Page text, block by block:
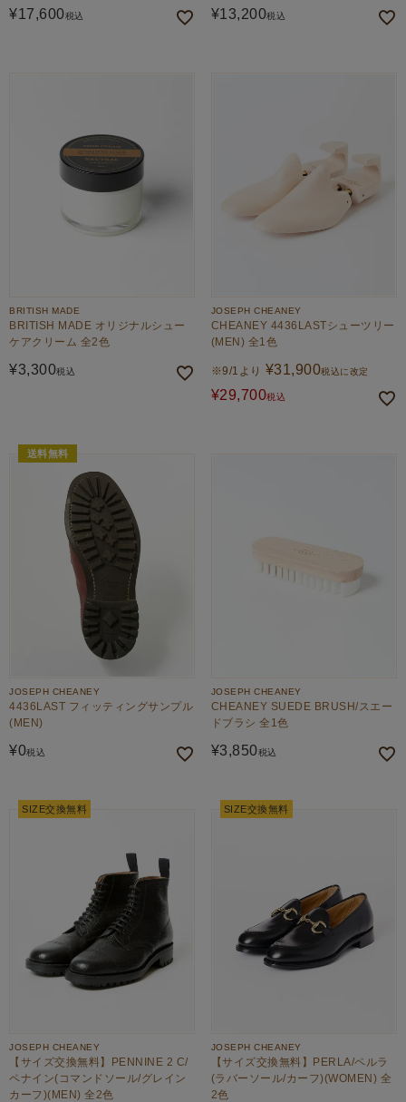
¥17,600税込 ¥13,200税込
BRITISH MADE
BRITISH MADE オリジナルシュー
ケアクリーム 全2色
¥3,300税込
JOSEPH CHEANEY
CHEANEY 4436LASTシューツリー
(MEN) 全1色
※9/1より ¥31,900税込に改定
¥29,700税込
送料無料
JOSEPH CHEANEY
4436LAST フィッティングサンプル
(MEN)
¥0税込
JOSEPH CHEANEY
CHEANEY SUEDE BRUSH/スエー
ドブラシ 全1色
¥3,850税込
SIZE交換無料
JOSEPH CHEANEY
【サイズ交換無料】PENNINE 2 C/
ペナイン(コマンドソール/グレイン
カーフ)(MEN) 全2色
SIZE交換無料
JOSEPH CHEANEY
【サイズ交換無料】PERLA/ペルラ
(ラバーソール/カーフ)(WOMEN) 全
2色